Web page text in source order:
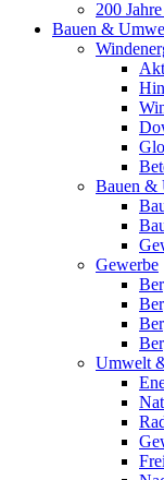
200
Bauen &
Bauen &
Gewerbe
Umwelt